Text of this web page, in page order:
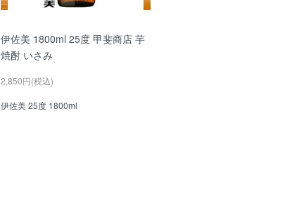
伊佐美 1800ml 25度 甲斐商店 芋
焼酎 いさみ
2,850円(税込)
伊佐美 25度 1800ml